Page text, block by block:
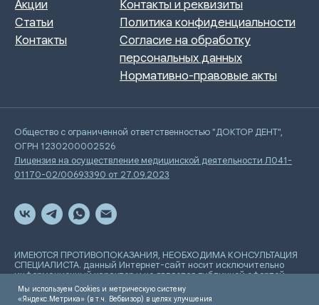
Общество с ограниченной ответственностью "ДОКТОР ДЕНТ",
ОГРН 1230200002526
Лицензия на осуществление медицинской деятельности Л041-
01170-02/00693390 от 27.09.2023
ИМЕЮТСЯ ПРОТИВОПОКАЗАНИЯ, НЕОБХОДИМА КОНСУЛЬТАЦИЯ
СПЕЦИАЛИСТА. данный Интернет-сайт носит исключительно
информационный характер и не является публичной офертой,
определяемой положениями Статьи 437 Гражданского
кодекса РФ
Мы используем Cookies и метрическую систему
«Яндекс.Метрика» (в т.ч. Вебвизор) в целях улучшения